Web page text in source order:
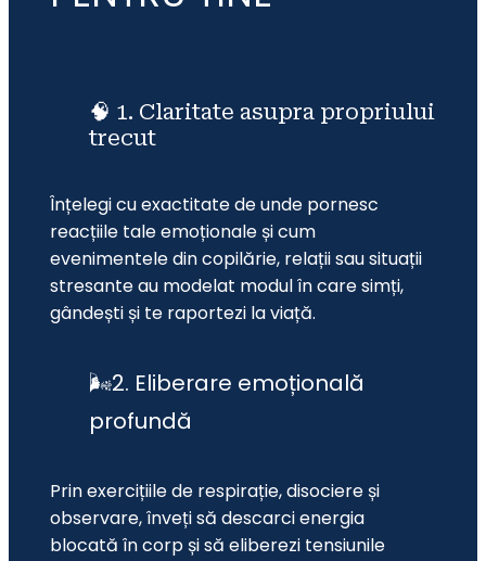
Înțelegi cu exactitate de unde pornesc
reacțiile tale emoționale și cum
evenimentele din copilărie, relații sau situații
stresante au modelat modul în care simți,
gândești și te raportezi la viață.
🧠 1. Claritate asupra propriului
trecut
🌬️2. Eliberare emoțională
profundă
Prin exercițiile de respirație, disociere și
observare, înveți să descarci energia
blocată în corp și să eliberezi tensiunile